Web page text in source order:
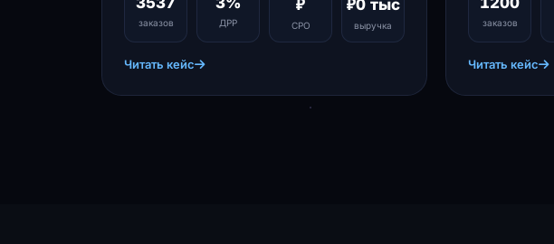
заказов ДРР
₽
СРО
₽0 тыс
выручка
Читать кейс
заказов
Читать кейс